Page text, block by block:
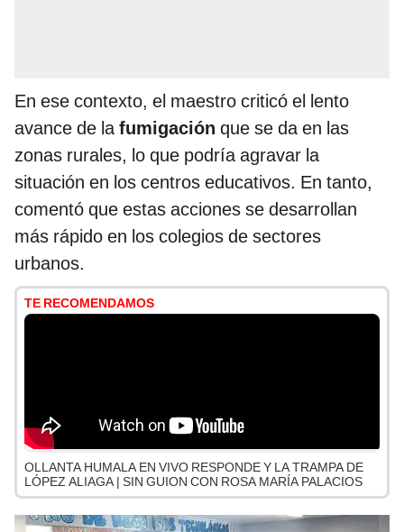
En ese contexto, el maestro criticó el lento
avance de lafumigación que se da en las
zonas rurales, lo que podría agravar la
situación en los centros educativos. En tanto,
comentó que estas acciones se desarrollan
más rápido en los colegios de sectores
urbanos.
TE RECOMENDAMOS
OLLANTA HUMALA EN VIVO RESPONDE Y LA TRAMPA DE
LÓPEZ ALIAGA | SIN GUION CON ROSA MARÍA PALACIOS